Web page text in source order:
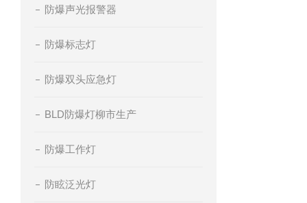
防爆声光报警器
防爆标志灯
防爆双头应急灯
BLD防爆灯柳市生产
防爆工作灯
防眩泛光灯